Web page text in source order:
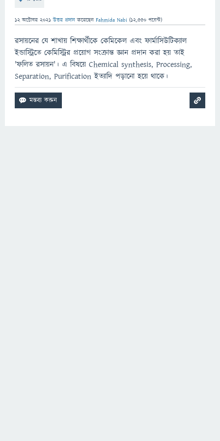
12 অক্টোবর 2021 উত্তর প্রদান করেছেন Fahmida Nabi (12,550 পয়েন্ট)
রসায়নের যে শাখায় শিক্ষার্থীকে কেমিকেল এবং ফার্মাসিউটিক্যাল
ইন্ডাস্ট্রিতে কেমিস্ট্রির প্রয়োগ সংক্রান্ত জ্ঞান প্রদান করা হয় তাই
'ফলিত রসায়ন'। এ বিষয়ে Chemical synthesis, Processing,
Separation, Purification ইত্যাদি পড়ানো হয়ে থাকে।